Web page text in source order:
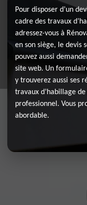
Pour disposer d’un
cadre des travaux
adressez-vous à
en son siège, le devis
pouvez aussi
site web. Un
y trouverez aussi ses
travaux d’habillage
professionnel. Vous
abordable.